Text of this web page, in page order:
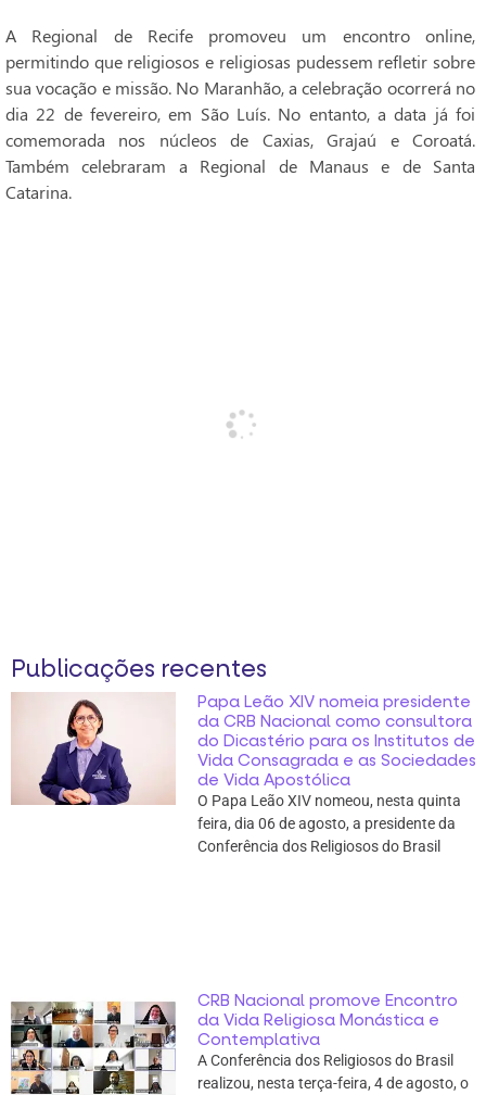
A Regional de Recife promoveu um encontro online,
permitindo que religiosos e religiosas pudessem refletir sobre
sua vocação e missão. No Maranhão, a celebração ocorrerá no
dia 22 de fevereiro, em São Luís. No entanto, a data já foi
comemorada nos núcleos de Caxias, Grajaú e Coroatá.
Também celebraram a Regional de Manaus e de Santa
Catarina.
Publicações recentes
Papa Leão XIV nomeia presidente
da CRB Nacional como consultora
do Dicastério para os Institutos de
Vida Consagrada e as Sociedades
de Vida Apostólica
O Papa Leão XIV nomeou, nesta quinta
feira, dia 06 de agosto, a presidente da
Conferência dos Religiosos do Brasil
CRB Nacional promove Encontro
da Vida Religiosa Monástica e
Contemplativa
A Conferência dos Religiosos do Brasil
realizou, nesta terça-feira, 4 de agosto, o